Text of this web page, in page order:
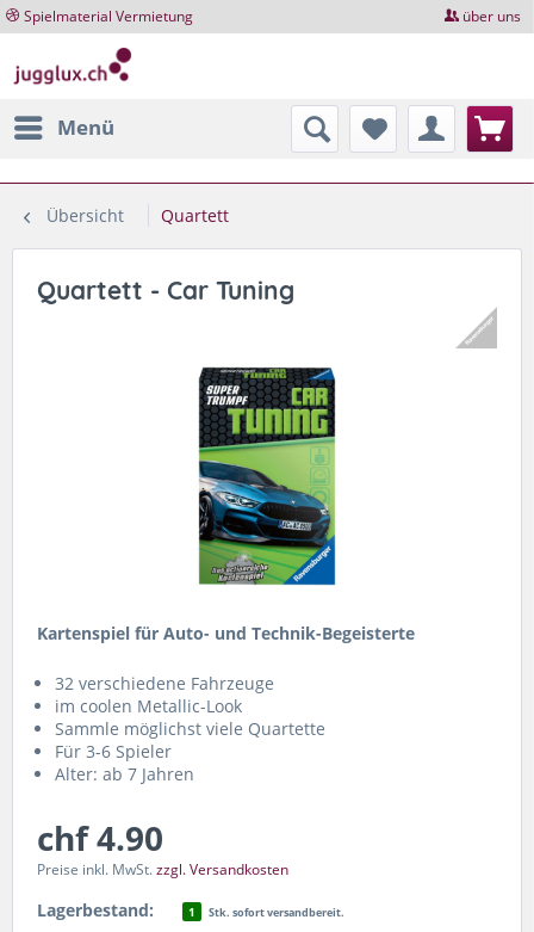
Spielmaterial Vermietung über uns
Menü
Übersicht Quartett
Quartett - Car Tuning
Kartenspiel für Auto- und Technik-Begeisterte
32 verschiedene Fahrzeuge
im coolen Metallic-Look
Sammle möglichst viele Quartette
Für 3-6 Spieler
Alter: ab 7 Jahren
chf 4.90
Preise inkl. MwSt.zzgl. Versandkosten
Lagerbestand: 1 Stk. sofort versandbereit.